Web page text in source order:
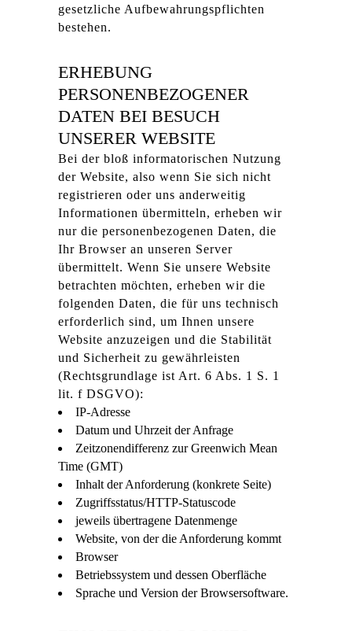
gesetzliche Aufbewahrungspflichten
bestehen.
ERHEBUNG
PERSONENBEZOGENER
DATEN BEI BESUCH
UNSERER WEBSITE
Bei der bloß informatorischen Nutzung
der Website, also wenn Sie sich nicht
registrieren oder uns anderweitig
Informationen übermitteln, erheben wir
nur die personenbezogenen Daten, die
Ihr Browser an unseren Server
übermittelt. Wenn Sie unsere Website
betrachten möchten, erheben wir die
folgenden Daten, die für uns technisch
erforderlich sind, um Ihnen unsere
Website anzuzeigen und die Stabilität
und Sicherheit zu gewährleisten
(Rechtsgrundlage ist Art. 6 Abs. 1 S. 1
lit. f DSGVO):
IP-Adresse
Datum und Uhrzeit der Anfrage
Zeitzonendifferenz zur Greenwich Mean
Time (GMT)
Inhalt der Anforderung (konkrete Seite)
Zugriffsstatus/HTTP-Statuscode
jeweils übertragene Datenmenge
Website, von der die Anforderung kommt
Browser
Betriebssystem und dessen Oberfläche
Sprache und Version der Browsersoftware.